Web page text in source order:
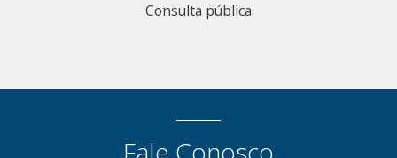
Consulta pública